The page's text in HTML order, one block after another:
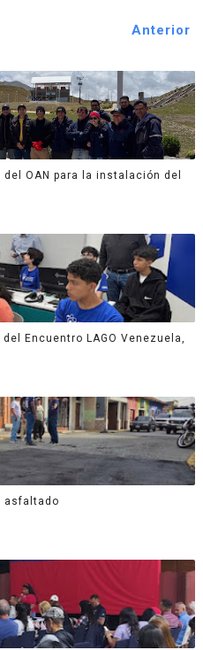
Anterior
OAN para la instalación del
Encuentro LAGO Venezuela,
asfaltado